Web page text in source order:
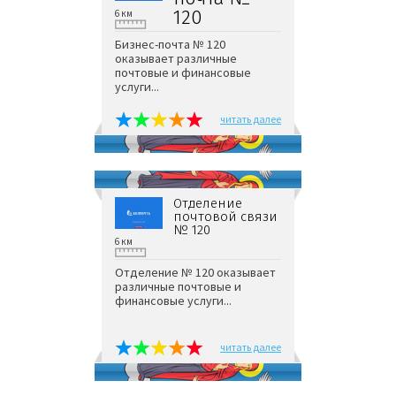
120
6 км
Бизнес-почта № 120
оказывает различные
почтовые и финансовые
услуги...
читать далее
Отделение
почтовой связи
№ 120
6 км
Отделение № 120 оказывает
различные почтовые и
финансовые услуги...
читать далее